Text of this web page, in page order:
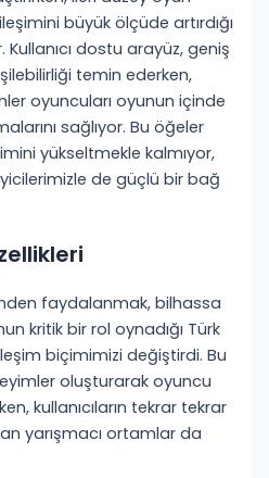
büyük ölçüde artırdığı
dostu arayüz, geniş
temin ederken,
oyuncuları oyunun içinde
sağlıyor. Bu öğeler
yükseltmekle kalmıyor,
de güçlü bir bağ
faydalanmak, bilhassa
kritik bir rol oynadığı Türk
biçimimizi değiştirdi. Bu
oluşturarak oyuncu
kullanıcıların tekrar tekrar
yarışmacı ortamlar da